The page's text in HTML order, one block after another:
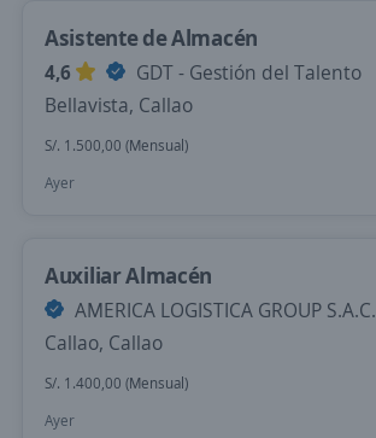
Asistente de Almacén
4,6
GDT - Gestión del Talento
Bellavista, Callao
S/. 1.500,00 (Mensual)
Ayer
Auxiliar Almacén
AMERICA LOGISTICA GROUP S.A.C.
Callao, Callao
S/. 1.400,00 (Mensual)
Ayer